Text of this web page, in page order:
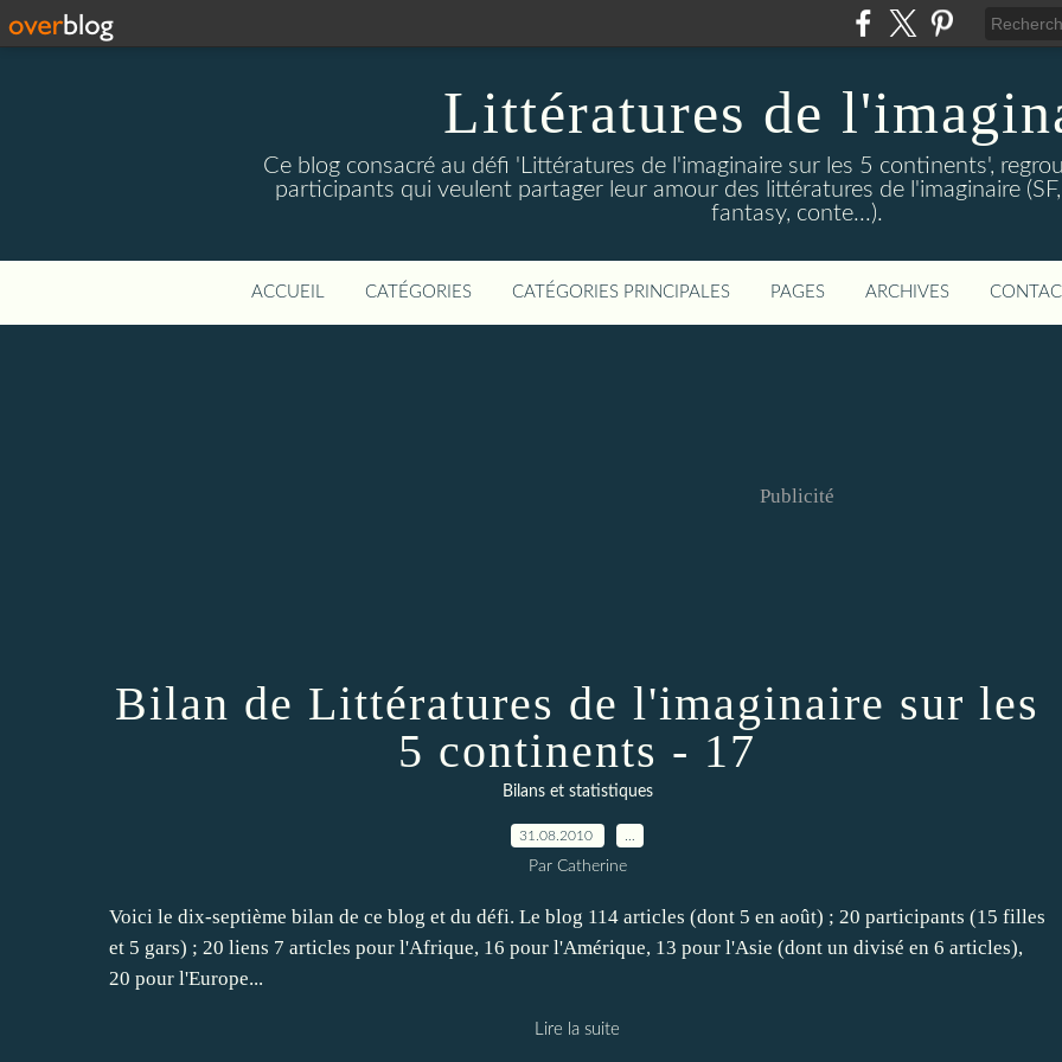
Littératures de
Ce blog consacré au défi 'Littératures de l'imaginaire sur les 5 continents',
participants qui veulent partager leur amour des littératures de l'imaginaire
fantasy, conte...).
ACCUEIL CATÉGORIES CATÉGORIES PRINCIPALES PAGES ARCHIVES
Publicité
Bilan de Littératures de l'imaginaire sur les
5 continents - 17
Bilans et statistiques
31.08.2010
Par Catherine
Voici le dix-septième bilan de ce blog et du défi. Le blog 114 articles (dont 5 en août) ; 20 participants (15 filles
et 5 gars) ; 20 liens 7 articles pour l'Afrique, 16 pour l'Amérique, 13 pour l'Asie (dont un divisé en 6 articles),
20 pour l'Europe...
Lire la suite